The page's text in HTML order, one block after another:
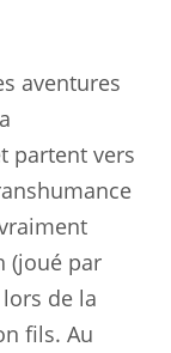
aventures
partent vers
(joué par
de la
fils. Au